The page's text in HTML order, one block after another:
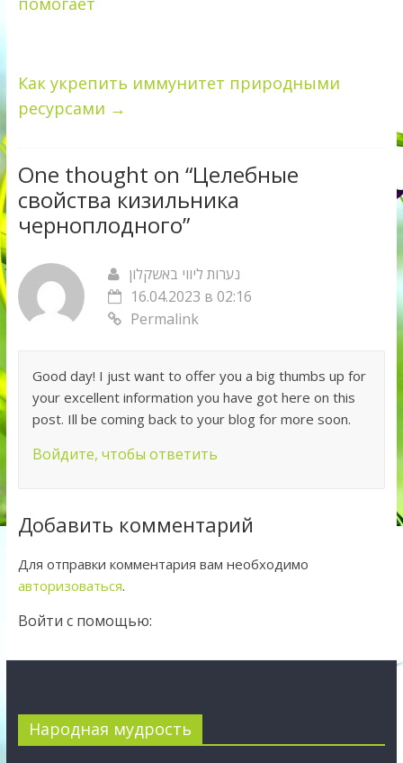
Как укрепить иммунитет природными
ресурсами →
One thought on “Целебные
свойства кизильника
черноплодного”
נערות ליווי באשקלון
16.04.2023 в 02:16
Permalink
Good day! I just want to offer you a big thumbs up for
your excellent information you have got here on this
post. Ill be coming back to your blog for more soon.
Войдите, чтобы ответить
Добавить комментарий
Для отправки комментария вам необходимо
авторизоваться.
Войти с помощью:
Народная мудрость